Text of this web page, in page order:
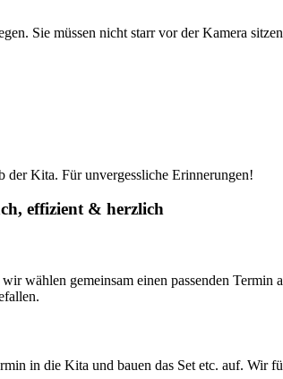
Sie müssen nicht starr vor der Kamera
Kita. Für unvergessliche Erinnerungen!
effizient & herzlich
wählen gemeinsam einen passenden Termin
in die Kita und bauen das Set etc. auf. Wir